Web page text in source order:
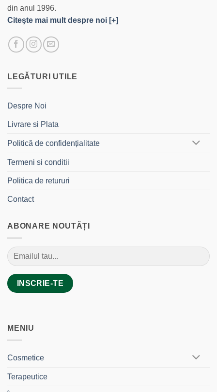
din anul 1996.
Citeşte mai mult despre noi [+]
LEGĂTURI UTILE
Despre Noi
Livrare si Plata
Politică de confidențialitate
Termeni si conditii
Politica de retururi
Contact
ABONARE NOUTĂȚI
MENIU
Cosmetice
Terapeutice